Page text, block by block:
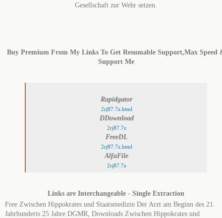
Gesellschaft zur Wehr setzen.
Buy Premium From My Links To Get Resumable Support,Max Speed
Support Me
Rapidgator
2rj87.7z.html
DDownload
2rj87.7z
FreeDL
2rj87.7z.html
AlfaFile
2rj87.7z
Links are Interchangeable - Single Extraction
Free Zwischen Hippokrates und Staatsmedizin Der Arzt am Beginn des 21.
Jahrhunderts 25 Jahre DGMR, Downloads Zwischen Hippokrates und